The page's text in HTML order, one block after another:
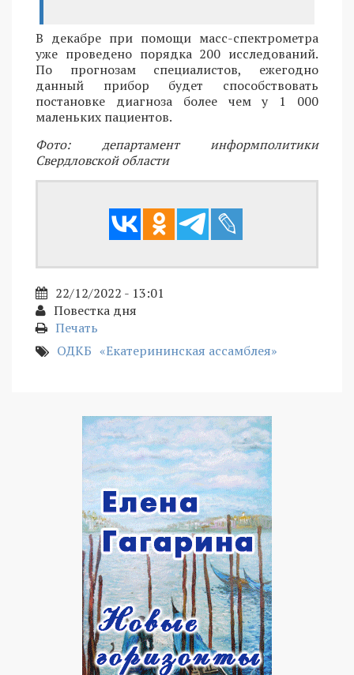
В декабре при помощи масс-спектрометра
уже проведено порядка 200 исследований.
По прогнозам специалистов, ежегодно
данный прибор будет способствовать
постановке диагноза более чем у 1 000
маленьких пациентов.
Фото: департамент информполитики
Свердловской области
22/12/2022 - 13:01
Повестка дня
Печать
ОДКБ «Екатерининская ассамблея»